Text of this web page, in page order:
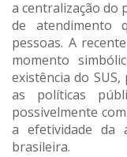
a centralização do
de atendimento
pessoas. A
momento
existência do
as políticas
possivelmente
a efetividade da
brasileira.